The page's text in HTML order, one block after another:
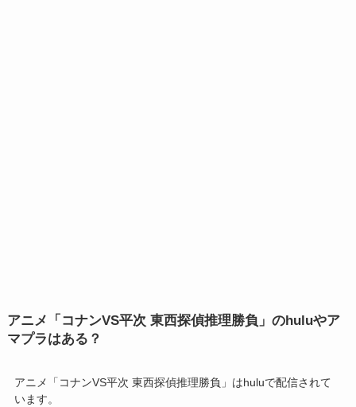
アニメ「コナンVS平次 東西探偵推理勝負」のhuluやア
マプラはある？
アニメ「コナンVS平次 東西探偵推理勝負」はhuluで配信されて
います。